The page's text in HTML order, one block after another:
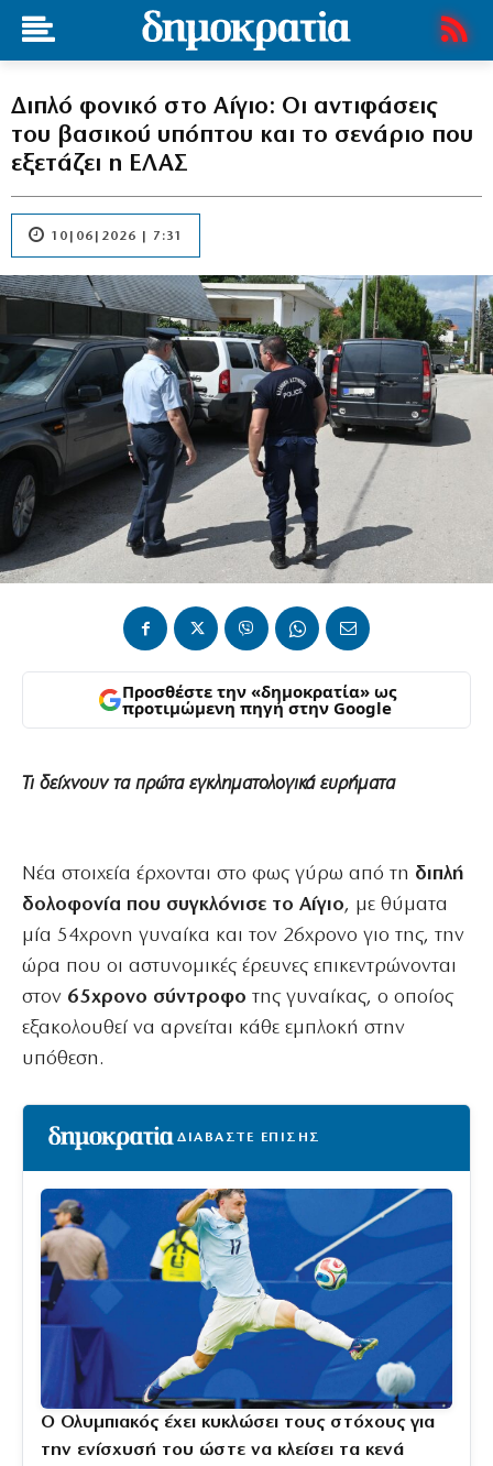
Διπλό φονικό στο Αίγιο: Οι αντιφάσεις
του βασικού υπόπτου και το σενάριο που
εξετάζει η ΕΛΑΣ
10|06|2026 | 7:31
Προσθέστε την «δημοκρατία» ως
προτιμώμενη πηγή στην Google
Τι δείχνουν τα πρώτα εγκληματολογικά ευρήματα
Νέα στοιχεία έρχονται στο φως γύρω από τη διπλή
δολοφονία που συγκλόνισε το Αίγιο, με θύματα
μία 54χρονη γυναίκα και τον 26χρονο γιο της, την
ώρα που οι αστυνομικές έρευνες επικεντρώνονται
στον 65χρονο σύντροφο της γυναίκας, ο οποίος
εξακολουθεί να αρνείται κάθε εμπλοκή στην
υπόθεση.
ΔΙΑΒΑΣΤΕ ΕΠΙΣΗΣ
Ο Ολυμπιακός έχει κυκλώσει τους στόχους για
την ενίσχυσή του ώστε να κλείσει τα κενά